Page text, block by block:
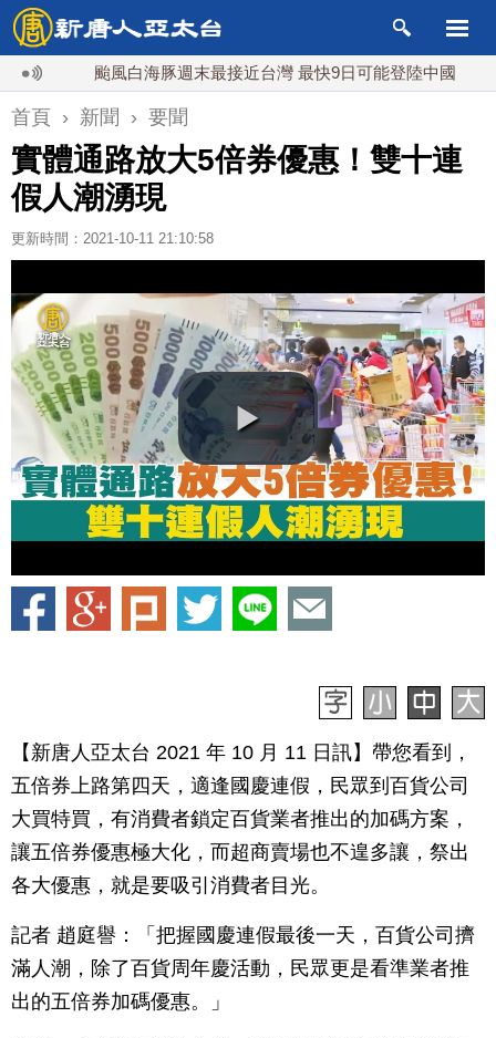
颱風白海豚週末最接近台灣 最快9日可能登陸中國
首頁 › 新聞 › 要聞
實體通路放大5倍券優惠！雙十連
假人潮湧現
更新時間：2021-10-11 21:10:58
【新唐人亞太台 2021 年 10 月 11 日訊】帶您看到，
五倍券上路第四天，適逢國慶連假，民眾到百貨公司
大買特買，有消費者鎖定百貨業者推出的加碼方案，
讓五倍券優惠極大化，而超商賣場也不遑多讓，祭出
各大優惠，就是要吸引消費者目光。
記者 趙庭譽：「把握國慶連假最後一天，百貨公司擠
滿人潮，除了百貨周年慶活動，民眾更是看準業者推
出的五倍券加碼優惠。」